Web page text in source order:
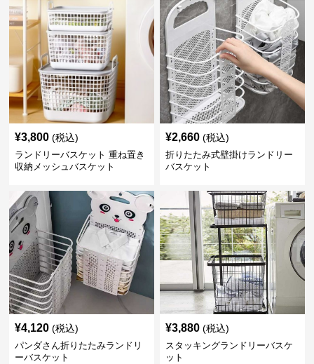
¥3,800 (税込)
ランドリーバスケット 重ね置き
収納メッシュバスケット
¥2,660 (税込)
折りたたみ式壁掛けランドリー
バスケット
¥4,120 (税込)
パンダさん折りたたみランドリ
ーバスケット
¥3,880 (税込)
スタッキングランドリーバスケ
ット